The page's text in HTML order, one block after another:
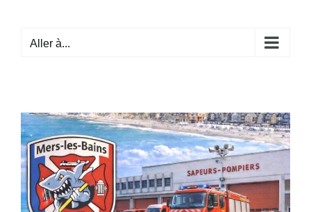
contenuAller à...